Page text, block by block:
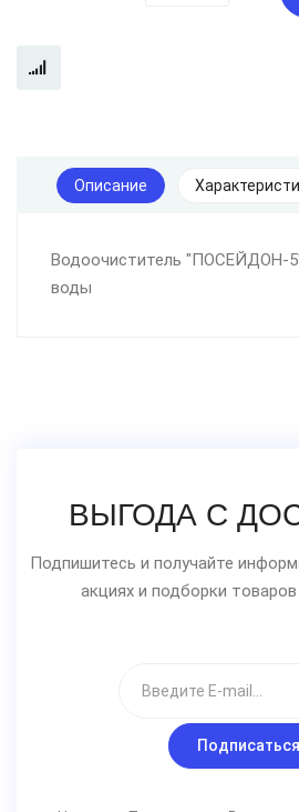
Описание
Водоочиститель "ПОСЕЙДОН-
воды
ВЫГОДА С
Подпишитесь и получайте
акциях и подборки
Подписаться